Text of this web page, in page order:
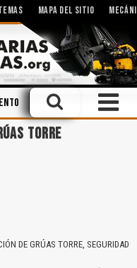
MAPA DEL SITIO
Accidentes Cabinas
TORRE
DE GRÚAS TORRE, SEGURIDAD